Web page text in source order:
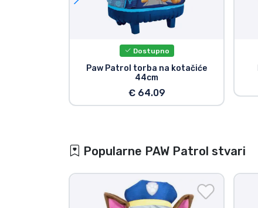
Dostupno
Paw Patrol torba na kotačiće
44cm
€ 64.09
Popularne PAW Patrol stvari